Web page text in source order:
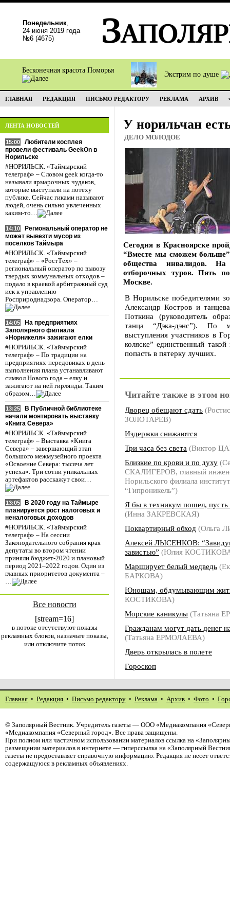
Понедельник,
24 июня 2019 года
№6 (4675)
Бесконечная красота Поморья
Экстрим по душе
ГЛАВНАЯ РЕДАКЦИЯ ПИСЬМО РЕДАКТОРУ РЕКЛАМА АРХИВ
ЛЕНТА НОВОСТЕЙ
15:00
Любители косплея
провели фестиваль GeekOn в
Норильске
#НОРИЛЬСК. «Таймырский
телеграф» – Словом geek когда-то
называли ярмарочных чудаков,
которые выступали на потеху
публике. Сейчас гиками называют
людей, очень сильно увлеченных
каким-то…
14:10
Региональный оператор не
может вывезти мусор из
поселков Таймыра
#НОРИЛЬСК. «Таймырский
телеграф» – «РостТех» –
региональный оператор по вывозу
твердых коммунальных отходов –
подало в краевой арбитражный суд
иск к управлению
Росприроднадзора. Оператор…
14:05
На предприятиях
Заполярного филиала
«Норникеля» зажигают елки
#НОРИЛЬСК. «Таймырский
телеграф» – По традиции на
предприятиях-передовиках в день
выполнения плана устанавливают
символ Нового года – елку и
зажигают на ней гирлянды. Таким
образом…
13:25
В Публичной библиотеке
начали монтировать выставку
«Книга Севера»
#НОРИЛЬСК. «Таймырский
телеграф» – Выставка «Книга
Севера» – завершающий этап
большого межмузейного проекта
«Освоение Севера: тысяча лет
успеха». Три сотни уникальных
артефактов расскажут свои…
13:05
В 2020 году на Таймыре
планируется рост налоговых и
неналоговых доходов
#НОРИЛЬСК. «Таймырский
телеграф» – На сессии
Законодательного собрания края
депутаты во втором чтении
приняли бюджет-2020 и плановый
период 2021–2022 годов. Один из
главных приоритетов документа –
…
Все новости
[stream=16]
в потоке отсутствуют показы
рекламных блоков, назначьте показы,
или отключите поток
У норильчан
ДЕЛО МОЛОДОЕ
Сегодня в Красноярске
“Вместе мы сможем
общества инвалидов.
отборочных туров. Пять
Москве.
В Норильске победителями
Александр Костров и
Поткина (руководитель
танца “Дэка-дэнс”). По
выступления участников в
коляске” единственный
попасть в пятерку лучших.
Читайте также в этом
Дворец обещают сдать
ЗОЛОТАРЕВ)
Издержки снижаются
Три часа без света (Виктор
Близкие по крови и по духу
СКАЛИГЕРОВ, главный
Норильского филиала
“Гипроникель”)
Я бы в техникум пошел, пусть
(Инна ЗАКРЕВСКАЯ)
Поквартирный обход (Ольга
Алексей ЛЫСЕНКОВ:
завистью” (Юлия
Марширует белый медведь
БАРКОВА)
Юношам, обдумывающим
КОСТИКОВА)
Морские каникулы (Татьяна
Гражданам могут дать денег
(Татьяна ЕРМОЛАЕВА)
Дверь открылась в полете
Гороскоп
Главная • Редакция • Письмо редактору • Реклама • Архив • Фото •
© Заполярный Вестник. Учредитель газеты — ООО «Медиакомпания
«Медиакомпания «Северный город». Все права защищены.
При полном или частичном использовании материалов ссылка на
размещении материалов в интернете — гиперссылка на «Заполярный
газеты не предоставляет справочную информацию. Редакция не несет
содержащуюся в рекламных объявлениях.